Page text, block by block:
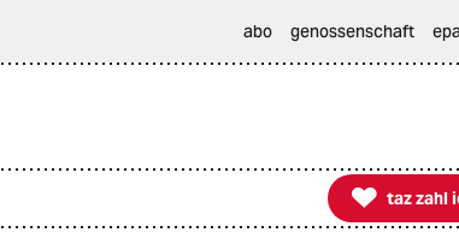
abo genossenschaft

taz zahl ich
taz zahl